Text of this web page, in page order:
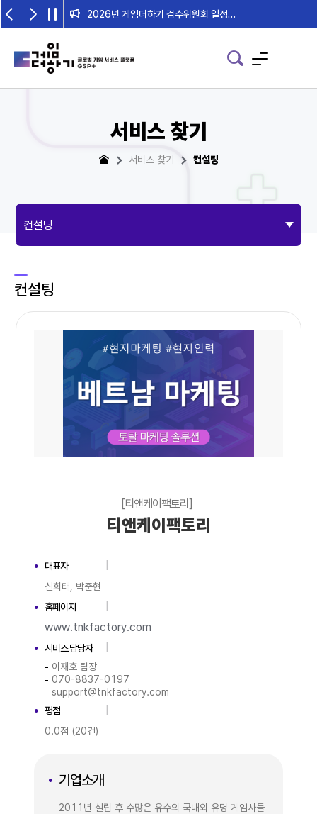
2026년 게임더하기 검수위원회 일정 안내
서비스 찾기
서비스 찾기 컨설팅
컨설팅
[티앤케이팩토리]
티앤케이팩토리
대표자
신희태, 박준현
홈페이지
www.tnkfactory.com
서비스 담당자
이재호 팀장
070-8837-0197
support@tnkfactory.com
평점
0.0점 (20건)
기업소개
2011년 설립 후 수많은 유수의 국내외 유명 게임사들